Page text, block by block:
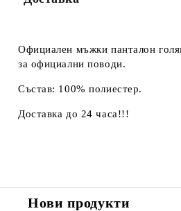
Официален мъжки панталон
за официални поводи.
Състав: 100% полиестер.
Доставка до 24 часа!!!
Нови продукти